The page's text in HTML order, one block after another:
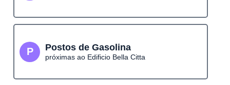
P Postos de Gasolina
próximas ao Edificio Bella Citta